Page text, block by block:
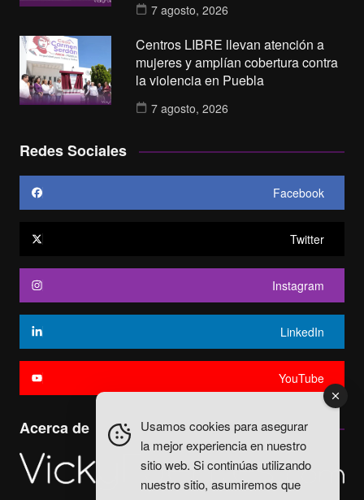
7 agosto, 2026
Centros LIBRE llevan atención a
mujeres y amplían cobertura contra
la violencia en Puebla
7 agosto, 2026
Redes Sociales
Facebook
Twitter
Instagram
LinkedIn
YouTube
Acerca de
Usamos cookies para asegurar
la mejor experiencia en nuestro
sitio web. Si continúas utilizando
nuestro sitio, asumiremos que